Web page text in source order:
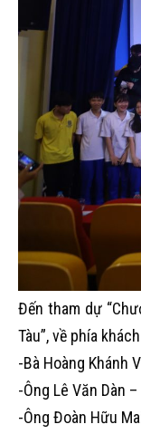
Đến tham dự
Tàu”, về phía
-Bà Hoàng Khánh
-Ông Lê Văn Dàn
-Ông Đoàn Hữu